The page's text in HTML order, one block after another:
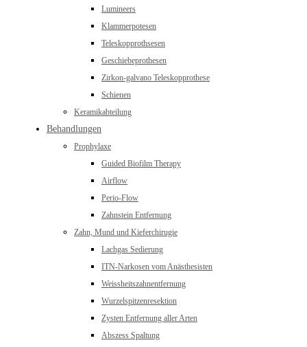
Lumineers
Klammerpotesen
Teleskopprothsesen
Geschiebeprothesen
Zirkon-galvano Teleskopprothese
Schienen
Keramikabteilung
Behandlungen
Prophylaxe
Guided Biofilm Therapy
Airflow
Perio-Flow
Zahnstein Entfernung
Zahn, Mund und Kieferchirugie
Lachgas Sedierung
ITN-Narkosen vom Anästhesisten
Weissheitszahnentfernung
Wurzelspitzenresektion
Zysten Entfernung aller Arten
Abszess Spaltung